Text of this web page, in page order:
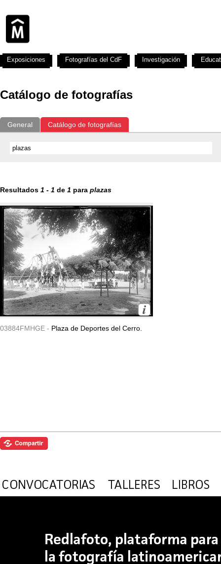
Catálogo de fotografías
General Catálogo de fotografías
Resultados 1 - 1 de 1 para plazas
03884FMHGE - Plaza de Deportes del Cerro.
Exposiciones Fotografías del CdF Investigación